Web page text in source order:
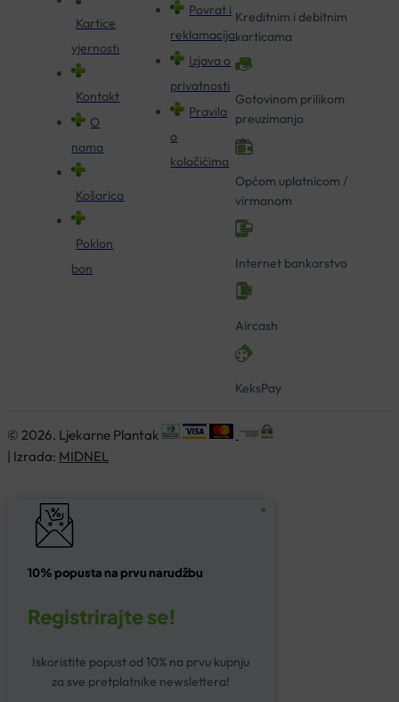
Kartice
vjernosti
Kontakt
O
nama
Košarica
Poklon
bon
Povrat i
reklamacija
Izjava o
privatnosti
Pravila
o
kolačićima
Kreditnim i debitnim
karticama
Gotovinom prilikom
preuzimanja
Općom uplatnicom /
virmanom
Internet bankarstvo
Aircash
KeksPay
© 2026. Ljekarne Plantak
| Izrada: MIDNEL
10% popusta na prvu narudžbu
Registrirajte se!
Iskoristite popust od 10% na prvu kupnju
za sve pretplatnike newslettera!